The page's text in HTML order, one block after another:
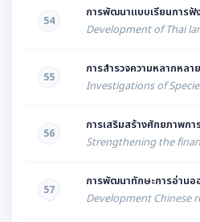
54
การพัฒนาแบบเรียนการฟั
Development of Thai
55
การสำรวจความหลากหล
Investigations of
56
การเสริมสร้างศักยภาพกา
Strengthening the
57
การพัฒนาทักษะการอ่านอ
Development Chinese